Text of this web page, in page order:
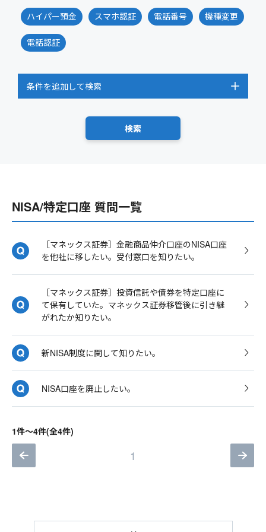
ハイパー預金 スマホ認証 電話番号 機種変更
電話認証
条件を追加して検索
NISA/特定口座 質問一覧
［マネックス証券］金融商品仲介口座のNISA口座
を他社に移したい。受付窓口を知りたい。
［マネックス証券］投資信託や債券を特定口座に
て保有していた。マネックス証券移管後に引き継
がれたか知りたい。
新NISA制度に関して知りたい。
NISA口座を廃止したい。
1件～4件(全4件)
1